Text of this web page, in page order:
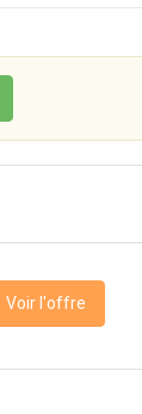
Voir l'offre